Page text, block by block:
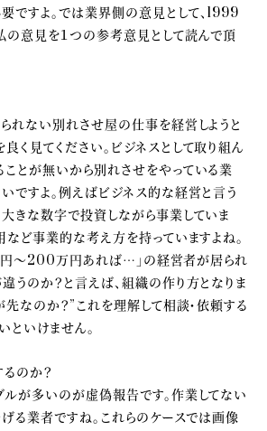
ですよ。では業界側の意見として、1999
の意見を１つの参考意見として読んで頂
れない別れさせ屋の仕事を経営しようと
く見てください。ビジネスとして取り組ん
ことが無いから別れさせをやっている業
ですよ。例えばビジネス的な経営と言う
きな数字で投資しながら事業していま
ど事業的な考え方を持っていますよね。
円～200万円あれば…」の経営者が居られ
うのか？と言えば、組織の作り方となりま
先なのか？”これを理解して相談・依頼する
といけません。
のか？
ルが多いのが虚偽報告です。作業してない
げる業者ですね。これらのケースでは画像